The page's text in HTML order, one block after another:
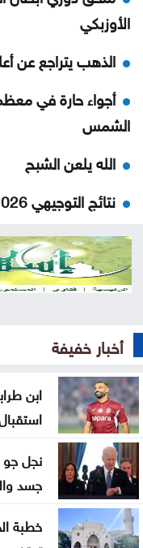
الأوزبكي
الذهب يتراجع عن أعلى
أجواء حارة في
الشمس
الله يلعن الشبح
منع مواطن من
الديوان يشعل التفاعل
فرنسا
متحدث عسكري
على ميناء المخا
غزة .. إصابة 7 فلسطينيين بإطلاق نار إسرائيلي الأحد
إيران .. تعيين
للأمن القومي
أخبار خفيفة
ابن
نجل
جسد
خطبة